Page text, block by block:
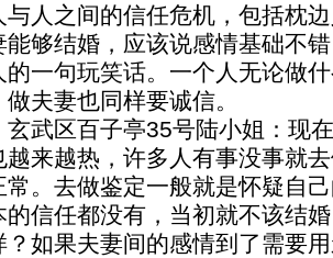
与人之间的信任危机，包括枕
能够结婚，应该说感情基础不
的一句玩笑话。一个人无论做
做夫妻也同样要诚信。
区百子亭35号陆小姐：现在
越来越热，许多人有事没事就
常。去做鉴定一般就是怀疑自
的信任都没有，当初就不该结
？如果夫妻间的感情到了需要